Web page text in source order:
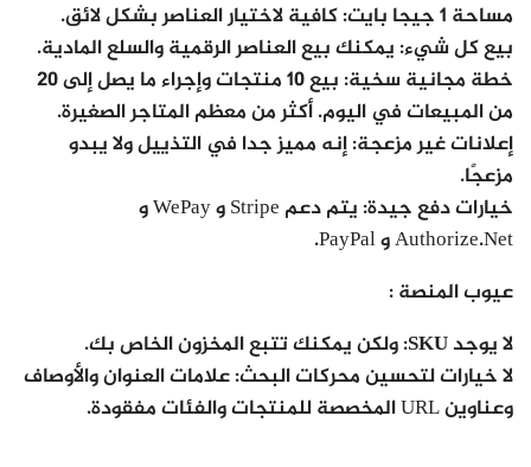
مساحة 1 جيجا بايت
: كافية لاختيار العناصر بشكل لائق.
بيع كل شيء: يمكنك بيع العناصر الرقمية والسلع المادية.
خطة مجانية سخية
: بيع 10 منتجات وإجراء ما يصل إلى 20
من المبيعات في اليوم. أكثر من معظم المتاجر الصغيرة.
إعلانات غير مزعجة:إنه مميز جدا في التذييل ولا يبدو
مزعجًا.
خيارات دفع جيدة
: يتم دعم Stripe و WePay و
Authorize.Net و PayPal.
عيوب المنصة :
لا يوجد SKU:
ولكن يمكنك تتبع المخزون الخاص بك.
لا خيارات لتحسين محركات البحث: علامات العنوان والأوصاف
وعناوين URL المخصصة للمنتجات والفئات مفقودة.